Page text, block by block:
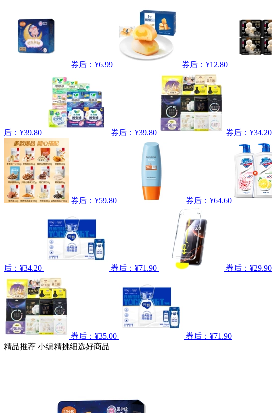
券后：¥6.99 券后：¥12.80
后：¥39.80 券后：¥39.80 券后：¥34.20
券后：¥59.80 券后：¥64.60
后：¥34.20 券后：¥71.90 券后：¥29.90
券后：¥35.00
券后：¥71.90
精品推荐 小编精挑细选好商品